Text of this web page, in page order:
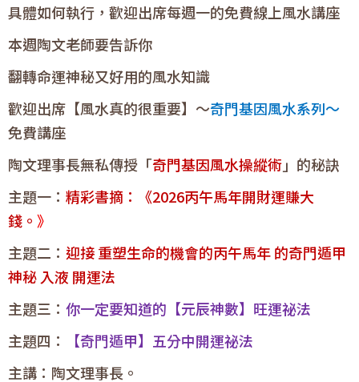
具體如何執行，歡迎出席每週一的免費線上風水講座
本週陶文老師要告訴你
翻轉命運神秘又好用的風水知識
歡迎出席【風水真的很重要】～奇門基因風水系列～
免費講座
陶文理事長無私傳授「奇門基因風水操縱術」的秘訣
主題一： 精彩書摘：《2026丙午馬年開財運賺大
錢。 》
主題二： 迎接 重塑生命的機會的丙午馬年 的奇門遁甲
神秘 入液 開運法
主題三： 你一定要知道的【元辰神數】旺運祕法
主題四：
【奇門遁甲】五分中開運祕法
主講：陶文理事長。